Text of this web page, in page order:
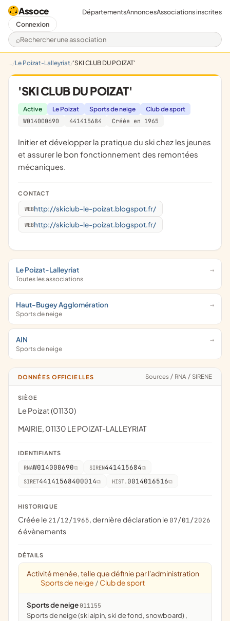
Assoce
Rechercher une association
DépartementsAnnoncesAssociations inscrites
Connexion
Le Poizat-Lalleyriat 'SKI CLUB DU POIZAT'
'SKI CLUB DU POIZAT'
Active Le Poizat Sports de neige
Club de sport
W014000690
441415684 Créée en 1965
initier et développer la pratique du ski chez les jeunes
et assurer le bon fonctionnement des remontées
mécaniques.
CONTACT
WEBhttp://skiclub-le-poizat.blogspot.fr/
WEBhttp://skiclub-le-poizat.blogspot.fr/
Le Poizat-Lalleyriat
Toutes les associations
Haut-Bugey Agglomération
Sports de neige
AIN
Sports de neige
DONNÉES OFFICIELLES Sources / RNA / SIRENE
SIÈGE
Le Poizat (01130)
MAIRIE, 01130 LE POIZAT-LALLEYRIAT
IDENTIFIANTS
RNAW014000690 SIREN441415684
SIRET44141568400014 HIST. 0014016516
HISTORIQUE
Créée le 21/12/1965, dernière déclaration le 07/01/2026
6 évènements
DÉTAILS
Activité menée, telle que définie par l'administration
Sports de neige / Club de sport
Sports de neige 011155
Sports de neige (ski alpin, ski de fond, snowboard) ,